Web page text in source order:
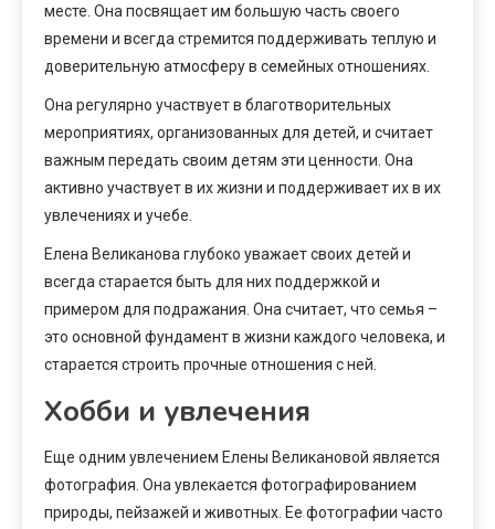
месте. Она посвящает им большую часть своего
времени и всегда стремится поддерживать теплую и
доверительную атмосферу в семейных отношениях.
Она регулярно участвует в благотворительных
мероприятиях, организованных для детей, и считает
важным передать своим детям эти ценности. Она
активно участвует в их жизни и поддерживает их в их
увлечениях и учебе.
Елена Великанова глубоко уважает своих детей и
всегда старается быть для них поддержкой и
примером для подражания. Она считает, что семья –
это основной фундамент в жизни каждого человека, и
старается строить прочные отношения с ней.
Хобби и увлечения
Еще одним увлечением Елены Великановой является
фотография. Она увлекается фотографированием
природы, пейзажей и животных. Ее фотографии часто